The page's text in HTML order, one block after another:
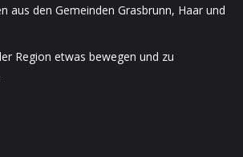
aus den Gemeinden Grasbrunn, Haar und
Region etwas bewegen und zu